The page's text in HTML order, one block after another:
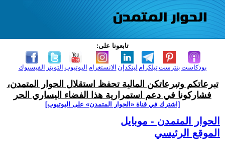
تابعونا على:
الفيسبوك التويتر اليوتيوب الانستغرام لينكدإن تيلكرامبنترست بودكاست
تبرعاتكم وتبرعاتكن المالية تحفظ استقلال الحوار المتمدن،
فشاركونا في دعم استمرارية هذا الفضاء اليساري الحر
[اشترك في قناة ‫«الحوار المتمدن» على اليوتيوب]
الحوار المتمدن - موبايل
الموقع الرئيسي